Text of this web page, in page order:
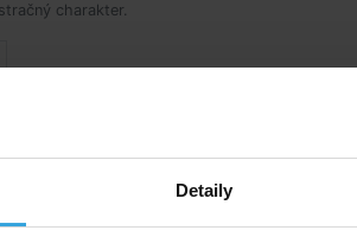
Detaily
charakter.
ventil SHOTT. Určený iba pre